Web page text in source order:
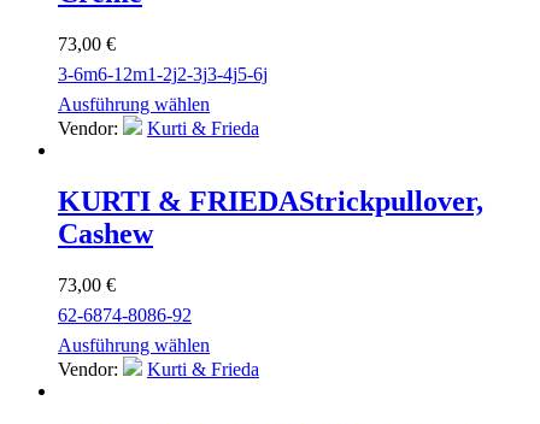
73,00 €
3-6m6-12m1-2j2-3j3-4j5-6j
Ausführung wählen
Vendor:
Kurti & Frieda
KURTI & FRIEDAStrickpullover,
Cashew
73,00 €
62-6874-8086-92
Ausführung wählen
Vendor:
Kurti & Frieda